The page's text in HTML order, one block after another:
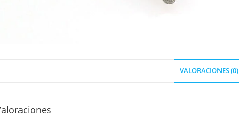
VALORACIONES (0)